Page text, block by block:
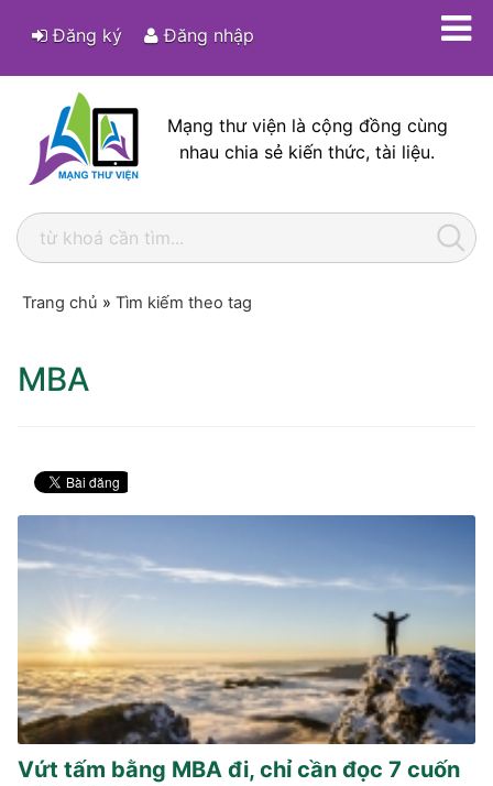
Đăng ký Đăng nhập
Mạng thư viện là cộng đồng cùng
nhau chia sẻ kiến thức, tài liệu.
Trang chủ » Tìm kiếm theo tag
MBA
Vứt tấm bằng MBA đi, chỉ cần đọc 7 cuốn